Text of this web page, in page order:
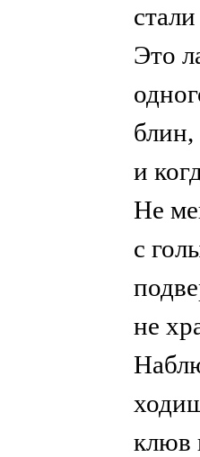
Это
и
Не
с
не
клюв